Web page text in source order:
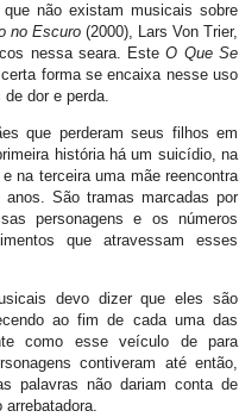
não existam musicais sobre
no Escuro(2000), Lars Von Trier,
nessa seara. EsteO Que Se
forma se encaixa nesse uso
dor e perda.
que perderam seus filhos em
história há um suicídio, na
na terceira uma mãe reencontra
São tramas marcadas por
personagens e os números
que atravessam esses
devo dizer que eles são
ao fim de cada uma das
como esse veículo de para
contiveram até então,
palavras não dariam conta de